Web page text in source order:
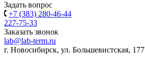
Задать вопрос
+7 (383) 280-46-44
227-75-33
Заказать звонок
lab@lab-term.ru
г. Новосибирск, ул. Большевистская, 177